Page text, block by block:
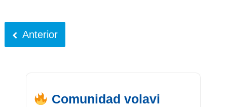
Anterior
Comunidad volavi